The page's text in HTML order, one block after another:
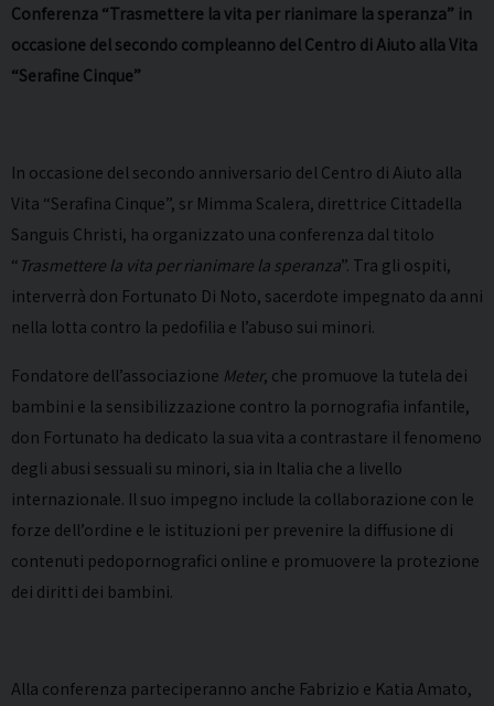
Conferenza “Trasmettere la vita per rianimare la speranza” in
occasione del secondo compleanno del Centro di Aiuto alla Vita
“Serafine Cinque”
In occasione del secondo anniversario del Centro di Aiuto alla
Vita “Serafina Cinque”, sr Mimma Scalera, direttrice Cittadella
Sanguis Christi, ha organizzato una conferenza dal titolo
“ Trasmettere la vita per rianimare la speranza”. Tra gli ospiti,
interverrà don Fortunato Di Noto, sacerdote impegnato da anni
nella lotta contro la pedofilia e l’abuso sui minori.
Fondatore dell’associazione Meter, che promuove la tutela dei
bambini e la sensibilizzazione contro la pornografia infantile,
don Fortunato ha dedicato la sua vita a contrastare il fenomeno
degli abusi sessuali su minori, sia in Italia che a livello
internazionale. Il suo impegno include la collaborazione con le
forze dell’ordine e le istituzioni per prevenire la diffusione di
contenuti pedopornografici online e promuovere la protezione
dei diritti dei bambini.
Alla conferenza parteciperanno anche Fabrizio e Katia Amato,